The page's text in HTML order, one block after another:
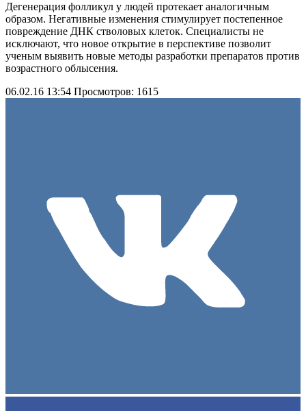
Дегенерация фолликул у людей протекает аналогичным
образом. Негативные изменения стимулирует постепенное
повреждение ДНК стволовых клеток. Специалисты не
исключают, что новое открытие в перспективе позволит
ученым выявить новые методы разработки препаратов против
возрастного облысения.
06.02.16 13:54 Просмотров: 1615